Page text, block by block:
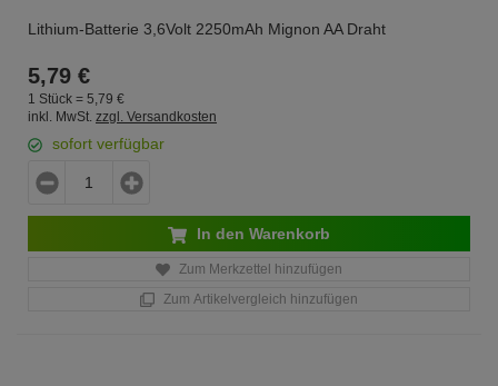
Lithium-Batterie 3,6Volt 2250mAh Mignon AA Draht
5,79 €
1 Stück = 5, 79 €
inkl. MwSt. zzgl. Versandkosten
sofort verfügbar
In den Warenkorb
Zum Merkzettel hinzufügen
Zum Artikelvergleich hinzufügen